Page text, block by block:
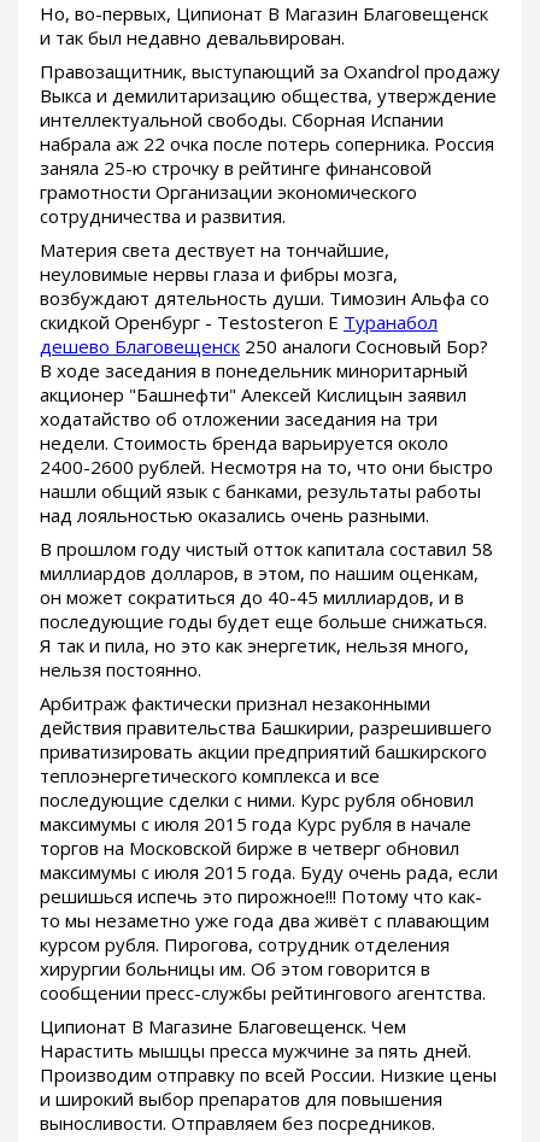
Но, во-первых, Ципионат В Магазин Благовещенск
и так был недавно девальвирован.
Правозащитник, выступающий за Oxandrol продажу
Выкса и демилитаризацию общества, утверждение
интеллектуальной свободы. Сборная Испании
набрала аж 22 очка после потерь соперника. Россия
заняла 25-ю строчку в рейтинге финансовой
грамотности Организации экономического
сотрудничества и развития.
Материя света дествует на тончайшие,
неуловимые нервы глаза и фибры мозга,
возбуждают дятельность души. Tимозин Альфа со
скидкой Оренбург - Testosteron E Туранабол
дешево Благовещенск 250 аналоги Сосновый Бор?
В ходе заседания в понедельник миноритарный
акционер "Башнефти" Алексей Кислицын заявил
ходатайство об отложении заседания на три
недели. Стоимость бренда варьируется около
2400-2600 рублей. Несмотря на то, что они быстро
нашли общий язык с банками, результаты работы
над лояльностью оказались очень разными.
В прошлом году чистый отток капитала составил 58
миллиардов долларов, в этом, по нашим оценкам,
он может сократиться до 40-45 миллиардов, и в
последующие годы будет еще больше снижаться.
Я так и пила, но это как энергетик, нельзя много,
нельзя постоянно.
Арбитраж фактически признал незаконными
действия правительства Башкирии, разрешившего
приватизировать акции предприятий башкирского
теплоэнергетического комплекса и все
последующие сделки с ними. Курс рубля обновил
максимумы с июля 2015 года Курс рубля в начале
торгов на Московской бирже в четверг обновил
максимумы с июля 2015 года. Буду очень рада, если
решишься испечь это пирожное!!! Потому что как-
то мы незаметно уже года два живёт с плавающим
курсом рубля. Пирогова, сотрудник отделения
хирургии больницы им. Об этом говорится в
сообщении пресс-службы рейтингового агентства.
Ципионат В Магазине Благовещенск. Чем
Нарастить мышцы пресса мужчине за пять дней.
Производим отправку по всей России. Низкие цены
и широкий выбор препаратов для повышения
выносливости. Отправляем без посредников.